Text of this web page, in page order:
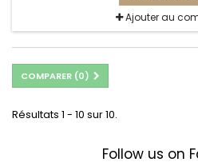
Ajouter au
COMPARER (0)
Résultats 1 - 10 sur 10.
Follow us on